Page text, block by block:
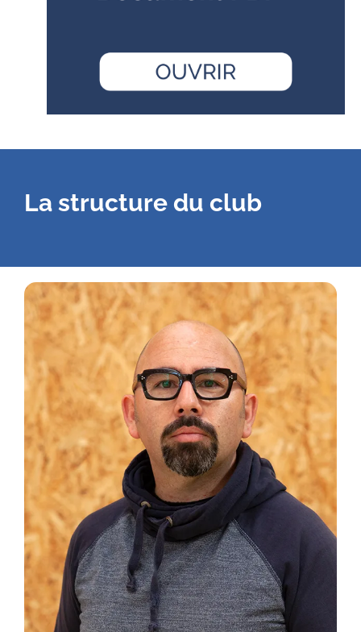
La structure du club